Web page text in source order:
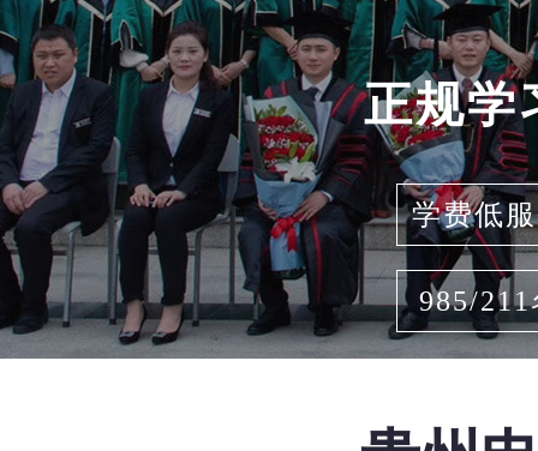
正规学
学费低
985/211